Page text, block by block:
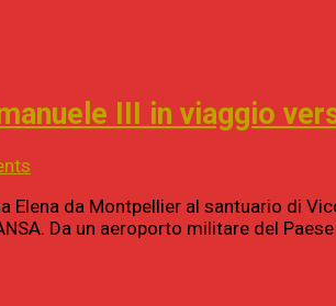
III in viaggio
Elena da Montpellier al santuario di
Da un aeroporto militare del